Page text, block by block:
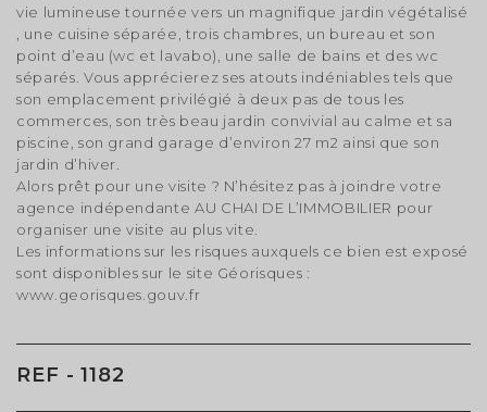
vie lumineuse tournée vers un magnifique jardin végétalisé
, une cuisine séparée, trois chambres, un bureau et son
point d’eau (wc et lavabo), une salle de bains et des wc
séparés. Vous apprécierez ses atouts indéniables tels que
son emplacement privilégié à deux pas de tous les
commerces, son très beau jardin convivial au calme et sa
piscine, son grand garage d’environ 27 m2 ainsi que son
jardin d’hiver.
Alors prêt pour une visite ? N’hésitez pas à joindre votre
agence indépendante AU CHAI DE L’IMMOBILIER pour
organiser une visite au plus vite.
Les informations sur les risques auxquels ce bien est exposé
sont disponibles sur le site Géorisques :
www.georisques.gouv.fr
REF - 1182